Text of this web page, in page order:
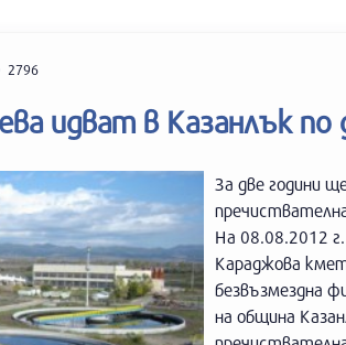
2796
идват в Казанлък по
За две години
На 08.08.2012
Караджова
безвъзмездна
на община